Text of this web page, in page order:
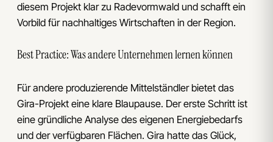
diesem Projekt klar zu Radevormwald und schafft ein
Vorbild für nachhaltiges Wirtschaften in der Region.
Best Practice: Was andere Unternehmen lernen können
Für andere produzierende Mittelständler bietet das
Gira-Projekt eine klare Blaupause. Der erste Schritt ist
eine gründliche Analyse des eigenen Energiebedarfs
und der verfügbaren Flächen. Gira hatte das Glück,